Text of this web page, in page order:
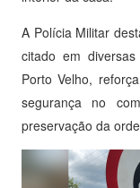
A Polícia Militar
citado em
Porto Velho,
segurança no
preservação da